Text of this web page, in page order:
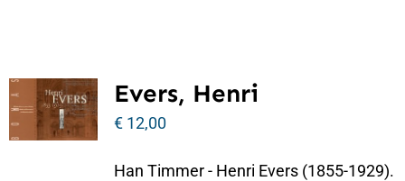
Evers, Henri
€12,00
Han Timmer - Henri Evers (1855-1929).